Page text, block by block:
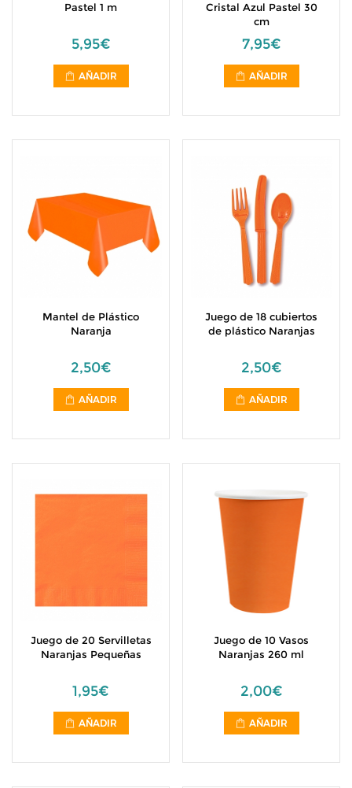
Pastel 1 m
5,95€
AÑADIR
Cristal Azul Pastel 30
cm
7,95€
AÑADIR
Mantel de Plástico
Naranja
2,50€
AÑADIR
Juego de 18 cubiertos
de plástico Naranjas
2,50€
AÑADIR
Juego de 20 Servilletas
Naranjas Pequeñas
1,95€
AÑADIR
Juego de 10 Vasos
Naranjas 260 ml
2,00€
AÑADIR